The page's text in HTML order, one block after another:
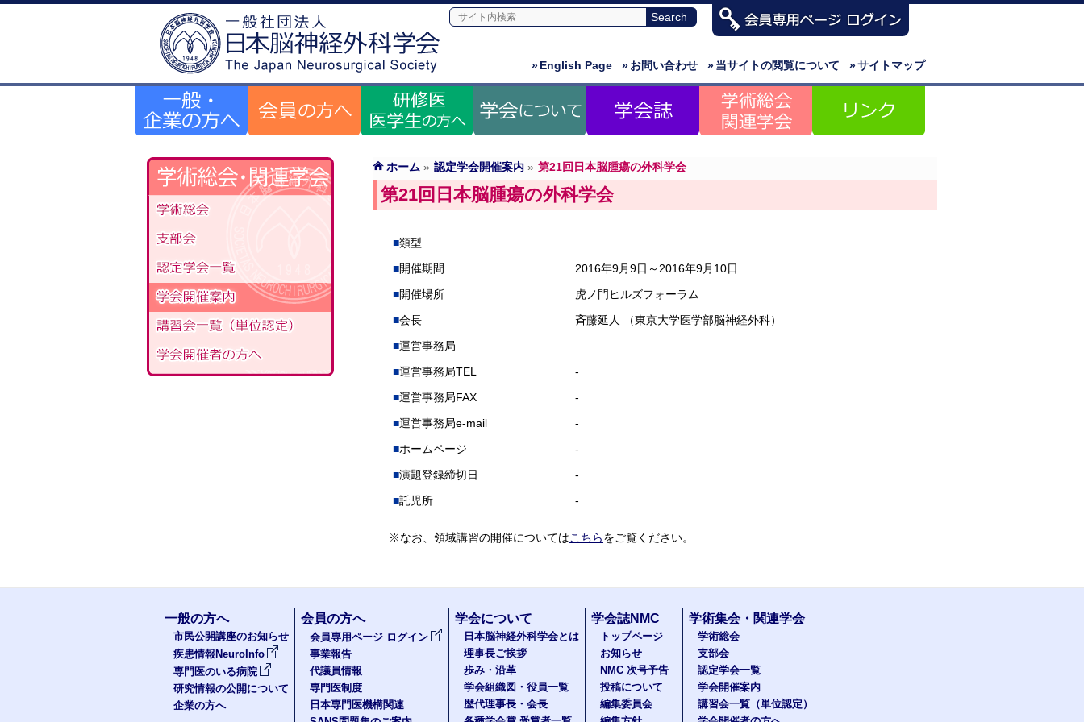
»サイトマップ
»当サイトの閲覧について
»お問い合わせ
»English Page
ホーム » 認定学会開催案内 » 第21回日本脳腫瘍の外科学会
第21回日本脳腫瘍の外科学会
類型
開催期間
2016年9月9日～2016年9月10日
開催場所
虎ノ門ヒルズフォーラム
会長
斉藤延人 （東京大学医学部脳神経外科）
運営事務局
運営事務局TEL
-
運営事務局FAX
-
運営事務局e-mail
-
ホームページ
-
演題登録締切日
-
託児所
-
※なお、領域講習の開催についてはこちらをご覧ください。
一般の方へ
市民公開講座のお知らせ
疾患情報NeuroInfo
専門医のいる病院
研究情報の公開について
企業の方へ
会員の方へ
会員専用ページ ログイン
事業報告
代議員情報
専門医制度
日本専門医機構関連
学会について
日本脳神経外科学会とは
理事長ご挨拶
歩み・沿革
学会組織図・役員一覧
歴代理事長・会長
学会誌NMC
トップページ
お知らせ
NMC 次号予告
投稿について
編集委員会
学術集会・関連学会
学術総会
支部会
認定学会一覧
学会開催案内
講習会一覧（単位認定）